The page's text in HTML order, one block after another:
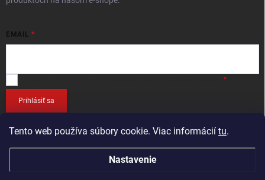
Tento web používa súbory cookie. Viac informácií tu.
Nastavenie
EMAIL
Prihlásiť sa